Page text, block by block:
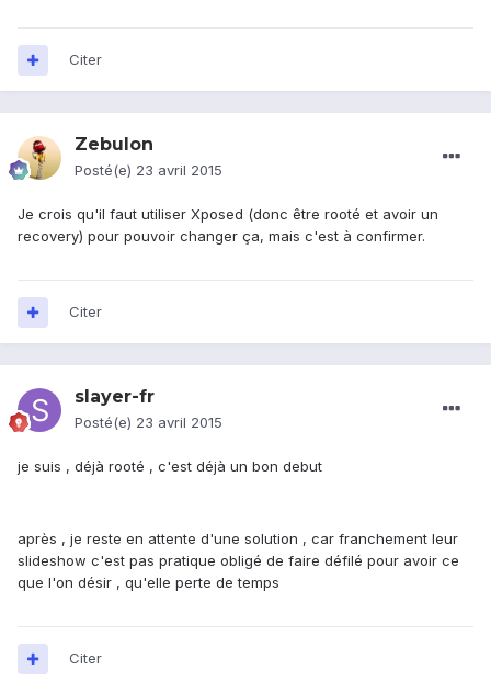
Citer
Zebulon
Posté(e) 23 avril 2015
Je crois qu'il faut utiliser Xposed (donc être rooté et avoir un
recovery) pour pouvoir changer ça, mais c'est à confirmer.
Citer
slayer-fr
Posté(e) 23 avril 2015
je suis , déjà rooté , c'est déjà un bon debut
après , je reste en attente d'une solution , car franchement leur
slideshow c'est pas pratique obligé de faire défilé pour avoir ce
que l'on désir , qu'elle perte de temps
Citer